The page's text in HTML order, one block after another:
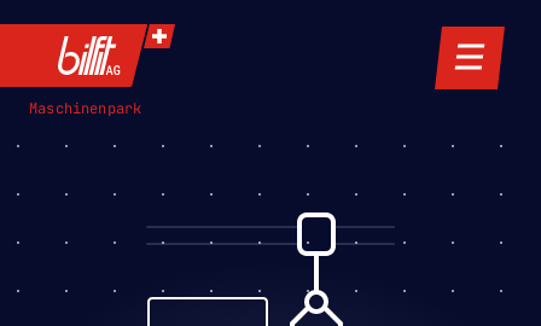
Maschinenpark